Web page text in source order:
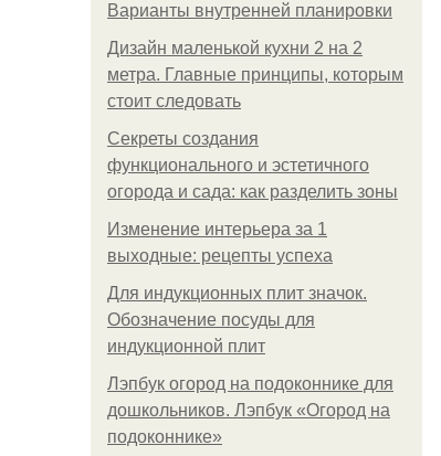
Варианты внутренней планировки
Дизайн маленькой кухни 2 на 2
метра. Главные принципы, которым
стоит следовать
Секреты создания
функционального и эстетичного
огорода и сада: как разделить зоны
Изменение интерьера за 1
выходные: рецепты успеха
Для индукционных плит значок.
Обозначение посуды для
индукционной плит
Лэпбук огород на подоконнике для
дошкольников. Лэпбук «Огород на
подоконнике»